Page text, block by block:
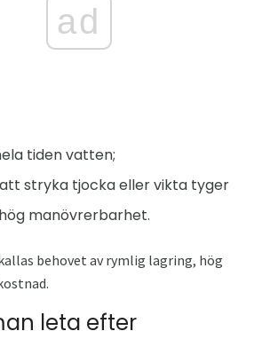
ad
tiden vatten;
stryka tjocka eller vikta tyger
manövrerbarhet.
behovet av rymlig lagring, hög
leta efter